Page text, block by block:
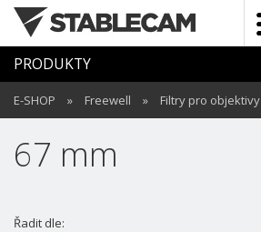
PRODUKTY
E-SHOP » Freewell » Filtry pro objektivy
67 mm
Řadit dle: